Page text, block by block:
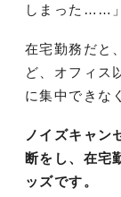
しまった……
在宅勤務だと
ど、オフィス
に集中できな
ノイズキャン
断をし、在宅
ッズです。